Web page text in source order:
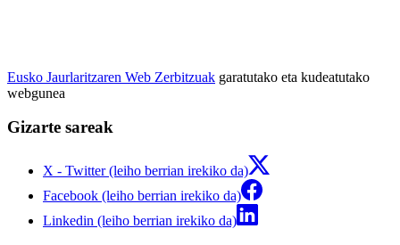
Eusko Jaurlaritzaren Web Zerbitzuak garatutako eta kudeatutako
webgunea
Gizarte sareak
X - Twitter (leiho berrian irekiko da)
Facebook (leiho berrian irekiko da)
Linkedin (leiho berrian irekiko da)